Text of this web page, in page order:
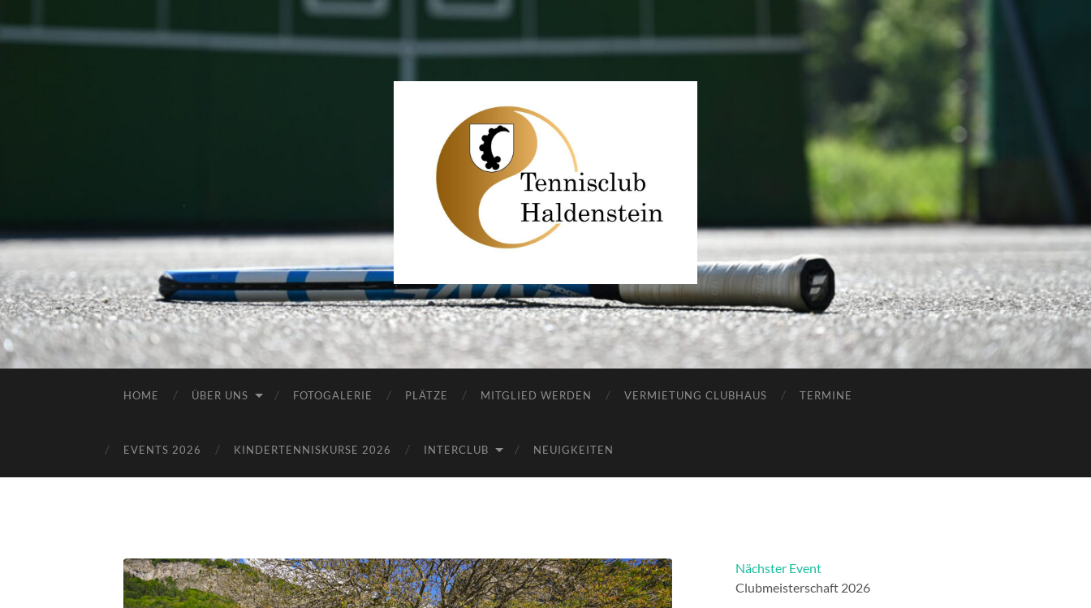
TC
Haldenstein
HOME ÜBER UNS FOTOGALERIE PLÄTZE MITGLIED WERDEN VERMIETUNG CLUBHAUS TERMINE
EVENTS 2026 KINDERTENNISKURSE 2026 INTERCLUB NEUIGKEITEN
Nächster Event
Clubmeisterschaft 2026